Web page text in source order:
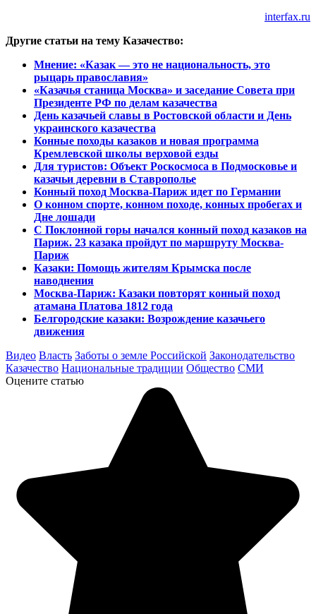
interfax.ru
Другие статьи на тему Казачество:
Мнение: «Казак — это не национальность, это
рыцарь православия»
«Казачья станица Москва» и заседание Совета при
Президенте РФ по делам казачества
День казачьей славы в Ростовской области и День
украинского казачества
Конные походы казаков и новая программа
Кремлевской школы верховой езды
Для туристов: Объект Роскосмоса в Подмосковье и
казачьи деревни в Ставрополье
Конный поход Москва-Париж идет по Германии
О конном спорте, конном походе, конных пробегах и
Дне лошади
С Поклонной горы начался конный поход казаков на
Париж. 23 казака пройдут по маршруту Москва-
Париж
Казаки: Помощь жителям Крымска после
наводнения
Москва-Париж: Казаки повторят конный поход
атамана Платова 1812 года
Белгородские казаки: Возрождение казачьего
движения
Видео Власть Заботы о земле Российской Законодательство
Казачество Национальные традиции Общество СМИ
Оцените статью